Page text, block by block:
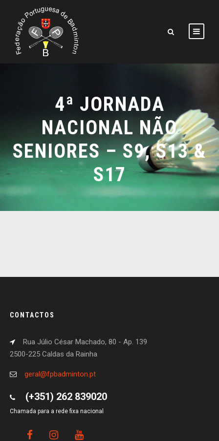
4ª JORNADA
NACIONAL NÃO
SENIORES – S9, S13 &
S17
CONTACTOS
Rua Júlio César Machado, 80 - Ap. 139
2500-225 Caldas da Rainha
geral@fpbadminton.pt
(+351) 262 839020
Chamada para a rede fixa nacional